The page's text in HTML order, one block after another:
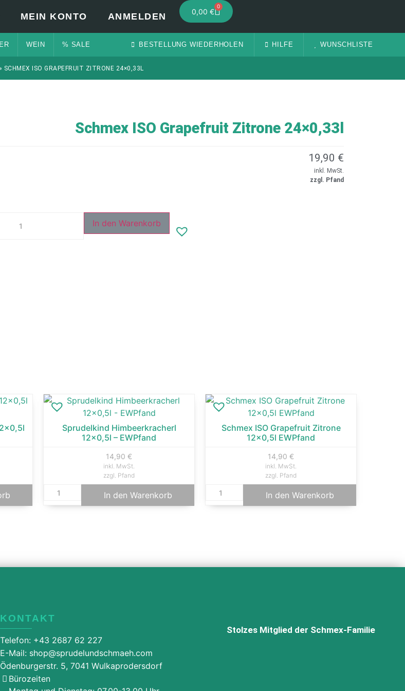
MEIN KONTO ANMELDEN 0,00 €
0
WEIN % SALE BESTELLUNG WIEDERHOLEN HILFE WUNSCHLISTE
SCHMEX ISO GRAPEFRUIT ZITRONE 24×0,33L
Schmex ISO Grapefruit Zitrone 24×0,33l
19,90 €
inkl. MwSt.
zzgl. Pfand
In den Warenkorb
Sprudelkind Himbeerkracherl
12×0,5l – EWPfand
14,90 €
inkl. MwSt.
zzgl. Pfand
In den Warenkorb
Schmex ISO Grapefruit Zitrone
12×0,5l EWPfand
14,90 €
inkl. MwSt.
zzgl. Pfand
In den Warenkorb
KONTAKT
Telefon: +43 2687 62 227
E-Mail: shop@sprudelundschmaeh.com
Ödenburgerstr. 5, 7041 Wulkaprodersdorf
Bürozeiten
Stolzes Mitglied der Schmex-Familie